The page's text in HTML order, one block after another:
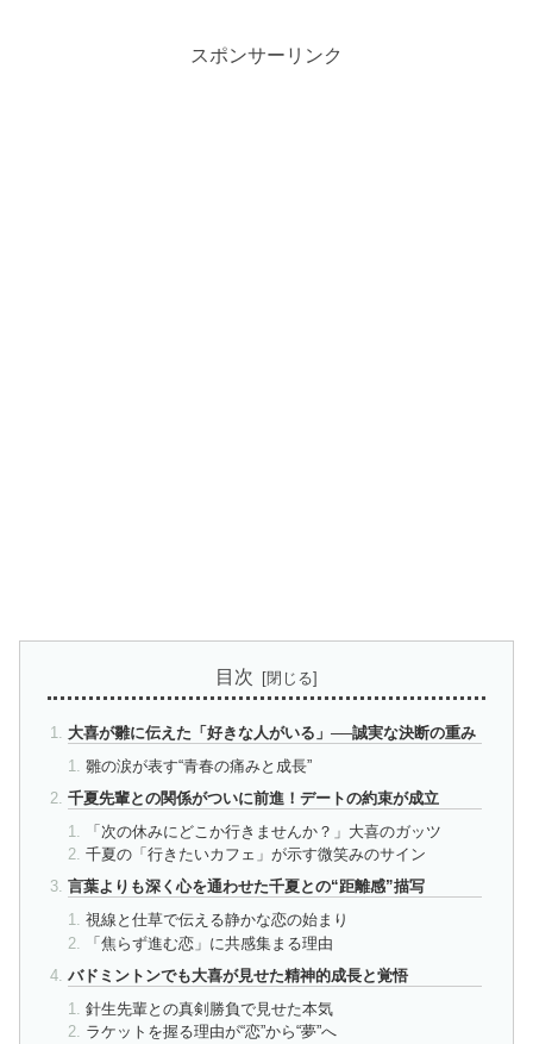
スポンサーリンク
目次
大喜が雛に伝えた「好きな人がいる」──誠実な決断の重み
雛の涙が表す“青春の痛みと成長”
千夏先輩との関係がついに前進！デートの約束が成立
「次の休みにどこか行きませんか？」大喜のガッツ
千夏の「行きたいカフェ」が示す微笑みのサイン
言葉よりも深く心を通わせた千夏との“距離感”描写
視線と仕草で伝える静かな恋の始まり
「焦らず進む恋」に共感集まる理由
バドミントンでも大喜が見せた精神的成長と覚悟
針生先輩との真剣勝負で見せた本気
ラケットを握る理由が“恋”から“夢”へ